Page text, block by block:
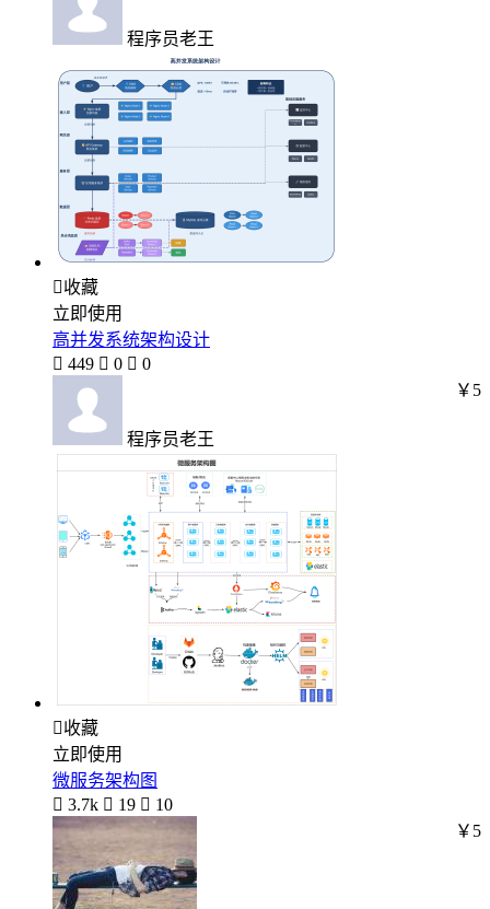
程序员老王
收藏
立即使用
高并发系统架构设计
 449  0  0
程序员老王
￥5
收藏
立即使用
微服务架构图
 3.7k  19  10
￥5